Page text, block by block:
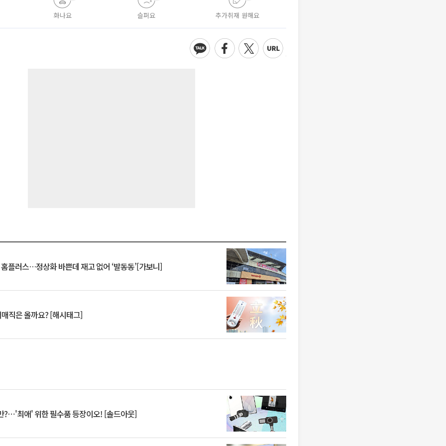
화나요 슬퍼요 추가취재 원해요
플러스…정상화 바쁜데 재고 없어 ‘발동동’[가보니]
직은 올까요? [해시태그]
?⋯'최애' 위한 필수품 등장이오! [솔드아웃]